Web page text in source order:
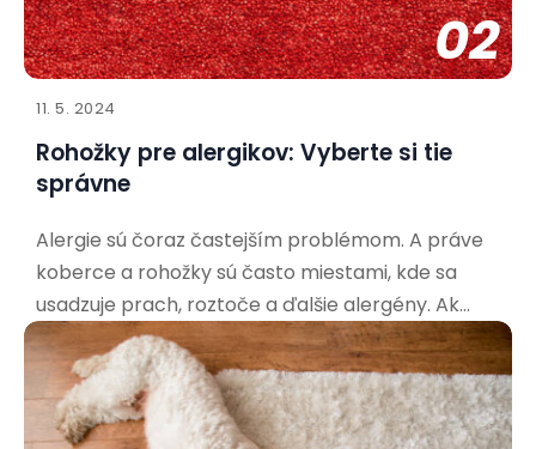
02
11. 5. 2024
Rohožky pre alergikov: Vyberte si tie
správne
Alergie sú čoraz častejším problémom. A práve
koberce a rohožky sú často miestami, kde sa
usadzuje prach, roztoče a ďalšie alergény. Ak
trpíte alergiami, výber správnej rohožky je kľúčový
pre vaše zdravie a pohodu. Aké materiály sú
najvhodnejšie pre alergikov? Pri výbere rohožky
pre alergikov